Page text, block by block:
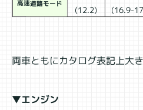
高速道路モード
(12.2) (16.9-
両車ともにカタログ表記上大
▼エンジン